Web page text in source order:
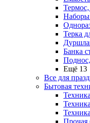
Терка
Банка
Ещё 13
Все для
Бытовая
Прочая